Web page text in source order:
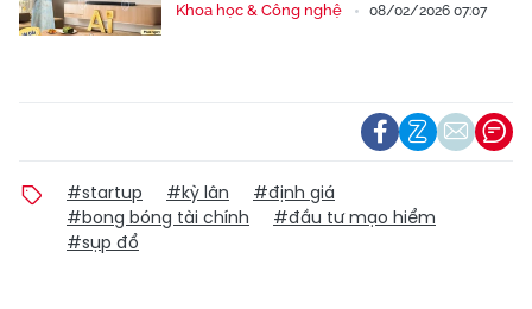
Khoa học & Công nghệ 08/02/2026 07:07
#startup #kỳ lân
#định giá
#bong bóng tài chính
#đầu tư mạo hiểm
#sụp đổ